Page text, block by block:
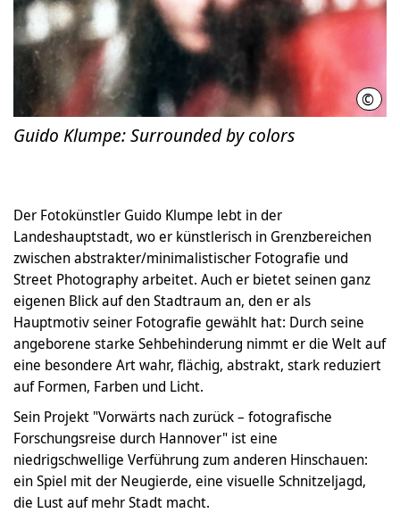
©
Guido Klumpe: Surrounded by colors
Der Fotokünstler Guido Klumpe lebt in der
Landeshauptstadt, wo er künstlerisch in Grenzbereichen
zwischen abstrakter/minimalistischer Fotografie und
Street Photography arbeitet. Auch er bietet seinen ganz
eigenen Blick auf den Stadtraum an, den er als
Hauptmotiv seiner Fotografie gewählt hat: Durch seine
angeborene starke Sehbehinderung nimmt er die Welt auf
eine besondere Art wahr, flächig, abstrakt, stark reduziert
auf Formen, Farben und Licht.
Sein Projekt "Vorwärts nach zurück – fotografische
Forschungsreise durch Hannover" ist eine
niedrigschwellige Verführung zum anderen Hinschauen:
ein Spiel mit der Neugierde, eine visuelle Schnitzeljagd,
die Lust auf mehr Stadt macht.